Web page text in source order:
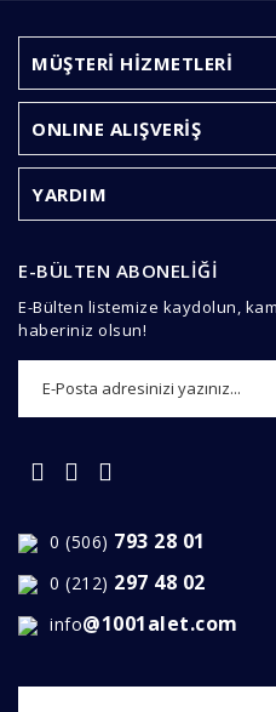
MÜŞTERİ HİZMETLERİ
ONLINE ALIŞVERİŞ
YARDIM
E-BÜLTEN ABONELİĞİ
E-Bülten listemize kaydolun,
haberiniz olsun!
0 (506) 793 28 01
0 (212) 297 48 02
info@1001alet.com